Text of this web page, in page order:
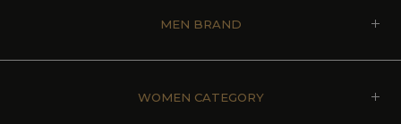
MEN BRAND
WOMEN CATEGORY